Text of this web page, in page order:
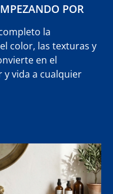
POR
la
color, las texturas y
en el
y vida a cualquier